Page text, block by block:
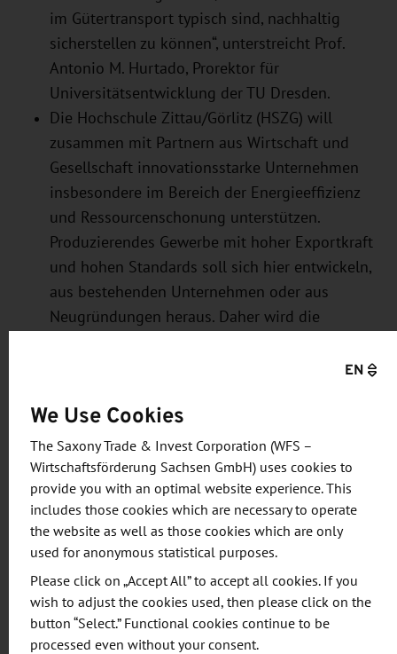
im Gütertransport typisch sind, nachhaltig
sicherstellen zu können“, unterstreicht Prof.
Antonio M. Hurtado, Prorektor für
Universitätsentwicklung der TU Dresden.
Die Hochschule Zittau/Görlitz (HSZG) will
zusammen mit Partnern aus Wirtschaft und
Gesellschaft innovationsstarke Unternehmen
insbesondere im Bereich der Energieeffizienz
und Ressourcenschonung unterstützen.
Produzierendes Gewerbe mit hoher Exportkraft
und hohen Standards soll sich hier entwickeln,
aus bestehenden Unternehmen oder aus
Neugründungen heraus. Daher wird die
Entwicklern zu schaffen, die vor allem auch
jungen Frauen und Männern große Chancen
eröffnet.
Die Handelshochschule Leipzig (HHL) plant
einen DIGITAL SPACE @Innovationscampus
Görlitz, um Synergien zu nutzen, die bei der
Start-up-Förderung und der
Wirtschaftsförderung entstehen können. Der
DIGITAL SPACE hat das Ziel, einerseits
Gründungswillige in einer sehr frühen Phase zu
EN
We Use Cookies
The Saxony Trade & Invest Corporation (WFS –
Wirtschaftsförderung Sachsen GmbH) uses cookies to
provide you with an optimal website experience. This
includes those cookies which are necessary to operate
the website as well as those cookies which are only
used for anonymous statistical purposes.
Please click on „Accept All” to accept all cookies. If you
wish to adjust the cookies used, then please click on the
button “Select.” Functional cookies continue to be
processed even without your consent.